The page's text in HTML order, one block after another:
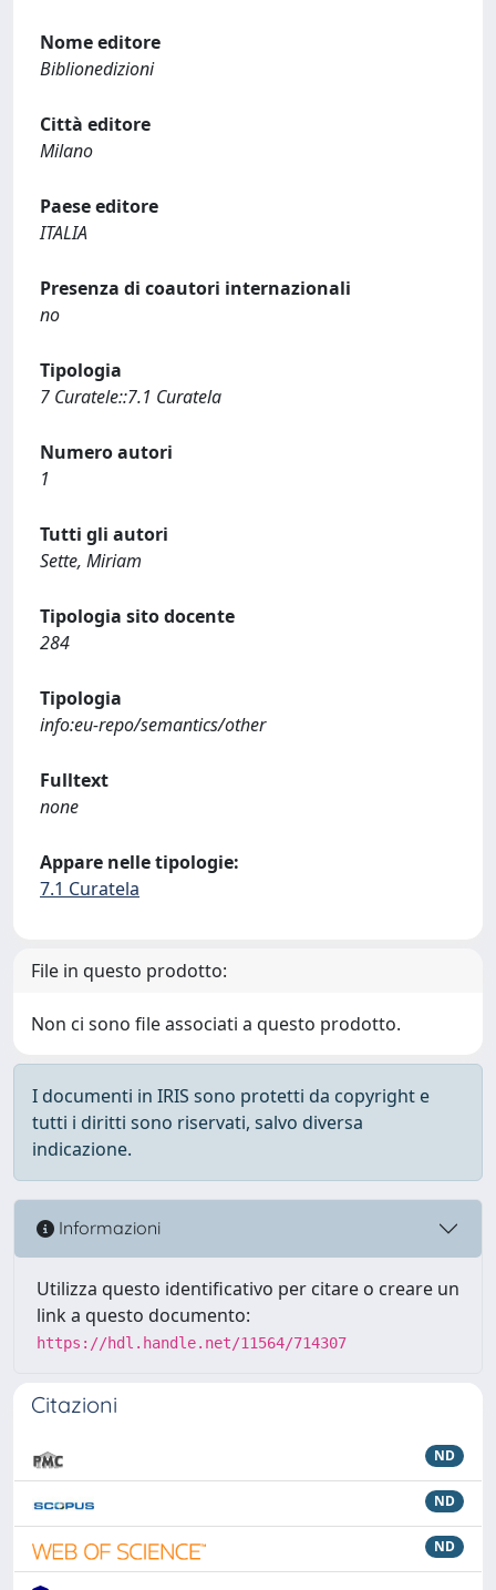
Nome editore
Biblionedizioni
Città editore
Milano
Paese editore
ITALIA
Presenza di coautori internazionali
no
Tipologia
7 Curatele::7.1 Curatela
Numero autori
1
Tutti gli autori
Sette, Miriam
Tipologia sito docente
284
Tipologia
info:eu-repo/semantics/other
Fulltext
none
Appare nelle tipologie:
7.1 Curatela
File in questo prodotto:
Non ci sono file associati a questo prodotto.
I documenti in IRIS sono protetti da copyright e
tutti i diritti sono riservati, salvo diversa
indicazione.
Informazioni
Utilizza questo identificativo per citare o creare un
link a questo documento:
https://hdl.handle.net/11564/714307
Citazioni
ND
ND
ND